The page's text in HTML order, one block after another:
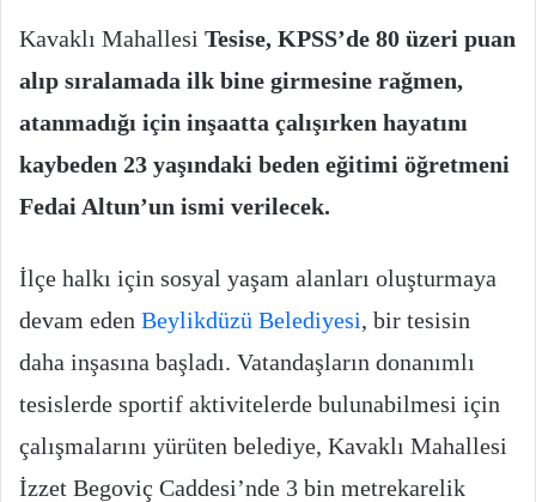
Kavaklı Mahallesi Tesise, KPSS’de 80 üzeri puan
alıp sıralamada ilk bine girmesine rağmen,
atanmadığı için inşaatta çalışırken hayatını
kaybeden 23 yaşındaki beden eğitimi öğretmeni
Fedai Altun’un ismi verilecek.
İlçe halkı için sosyal yaşam alanları oluşturmaya
devam eden Beylikdüzü Belediyesi, bir tesisin
daha inşasına başladı. Vatandaşların donanımlı
tesislerde sportif aktivitelerde bulunabilmesi için
çalışmalarını yürüten belediye, Kavaklı Mahallesi
İzzet Begoviç Caddesi’nde 3 bin metrekarelik